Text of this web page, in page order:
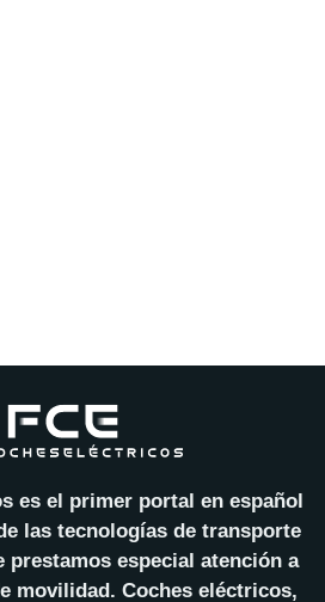
es el primer portal en español
las tecnologías de transporte
prestamos especial atención a
movilidad. Coches eléctricos,